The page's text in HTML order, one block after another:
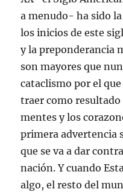
a menudo- ha sido
los inicios de este
y la preponderancia
son mayores que
cataclismo por el
traer como
mentes y los
primera advertencia
que se va a dar
nación. Y cuando
algo, el resto del